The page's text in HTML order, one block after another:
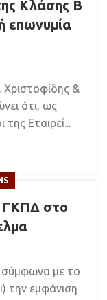
Κλάσης Β
επωνυμία
Χριστοφίδης &
ότι, ως
Εταιρεί...
ΓΚΠΔ στο
σύμφωνα με το
τηv εμφάvιση